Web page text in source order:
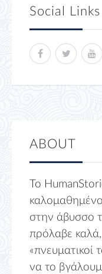
Social Links
ABOUT
Το
στην άβυσσο
πρόλαβε καλά,
«πνευματικοί
να το